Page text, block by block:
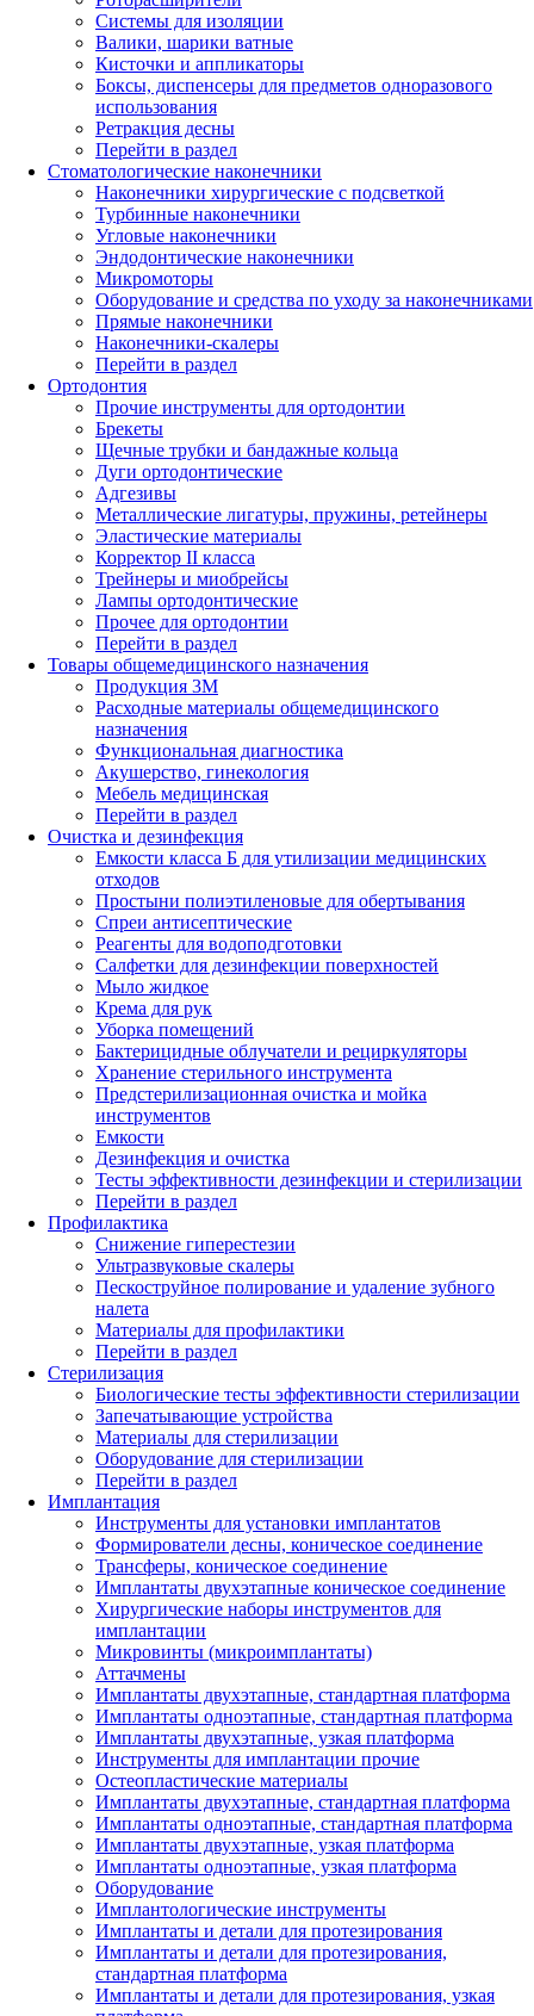
Системы для изоляции
Валики, шарики ватные
Кисточки и аппликаторы
Боксы, диспенсеры для предметов одноразового
использования
Ретракция десны
Перейти в раздел
Стоматологические наконечники
Наконечники хирургические с подсветкой
Турбинные наконечники
Угловые наконечники
Эндодонтические наконечники
Микромоторы
Оборудование и средства по уходу за наконечниками
Прямые наконечники
Наконечники-скалеры
Перейти в раздел
Ортодонтия
Прочие инструменты для ортодонтии
Брекеты
Щечные трубки и бандажные кольца
Дуги ортодонтические
Адгезивы
Металлические лигатуры, пружины, ретейнеры
Эластические материалы
Корректор II класса
Трейнеры и миобрейсы
Лампы ортодонтические
Прочее для ортодонтии
Перейти в раздел
Товары общемедицинского назначения
Продукция 3М
Расходные материалы общемедицинского
назначения
Функциональная диагностика
Акушерство, гинекология
Мебель медицинская
Перейти в раздел
Очистка и дезинфекция
Емкости класса Б для утилизации медицинских
отходов
Простыни полиэтиленовые для обертывания
Спреи антисептические
Реагенты для водоподготовки
Салфетки для дезинфекции поверхностей
Мыло жидкое
Крема для рук
Уборка помещений
Бактерицидные облучатели и рециркуляторы
Хранение стерильного инструмента
Предстерилизационная очистка и мойка
инструментов
Емкости
Дезинфекция и очистка
Тесты эффективности дезинфекции и стерилизации
Перейти в раздел
Профилактика
Снижение гиперестезии
Ультразвуковые скалеры
Пескоструйное полирование и удаление зубного
налета
Материалы для профилактики
Перейти в раздел
Стерилизация
Биологические тесты эффективности стерилизации
Запечатывающие устройства
Материалы для стерилизации
Оборудование для стерилизации
Перейти в раздел
Имплантация
Инструменты для установки имплантатов
Формирователи десны, коническое соединение
Трансферы, коническое соединение
Имплантаты двухэтапные коническое соединение
Хирургические наборы инструментов для
имплантации
Микровинты (микроимплантаты)
Аттачмены
Имплантаты двухэтапные, стандартная платформа
Имплантаты одноэтапные, стандартная платформа
Имплантаты двухэтапные, узкая платформа
Инструменты для имплантации прочие
Остеопластические материалы
Имплантаты двухэтапные, стандартная платформа
Имплантаты одноэтапные, стандартная платформа
Имплантаты двухэтапные, узкая платформа
Имплантаты одноэтапные, узкая платформа
Оборудование
Имплантологические инструменты
Имплантаты и детали для протезирования
Имплантаты и детали для протезирования,
стандартная платформа
Имплантаты и детали для протезирования, узкая